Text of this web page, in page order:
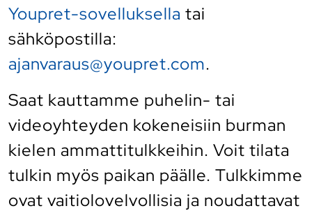
Youpret-sovelluksella tai
sähköpostilla:
ajanvaraus@youpret.com.
Saat kauttamme puhelin- tai
videoyhteyden kokeneisiin burman
kielen ammattitulkkeihin. Voit tilata
tulkin myös paikan päälle. Tulkkimme
ovat vaitiolovelvollisia ja noudattavat